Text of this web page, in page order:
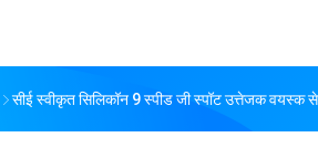
सीई स्वीकृत सिलिकॉन 9 स्पीड जी स्पॉट उत्तेजक वयस्क